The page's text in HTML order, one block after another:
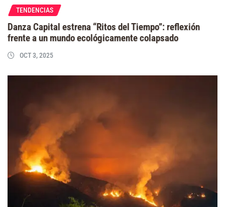
TENDENCIAS
Danza Capital estrena “Ritos del Tiempo”: reflexión
frente a un mundo ecológicamente colapsado
OCT 3, 2025